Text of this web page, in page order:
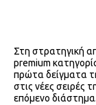
Στη στρατηγική
premium
πρώτα δείγματα
στις νέες σειρές
επόμενο διάστημα.